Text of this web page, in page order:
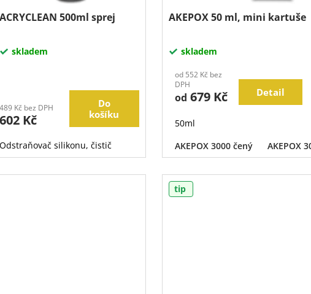
ACRYCLEAN 500ml sprej
skladem
489 Kč bez DPH
602 Kč
Do
košíku
Odstraňovač silikonu, čistič
AKEPOX 50 ml, mini kartuše
skladem
od 552 Kč bez
DPH
od 679 Kč Detail
50ml
AKEPOX 3000 čený
AKEPOX
tip